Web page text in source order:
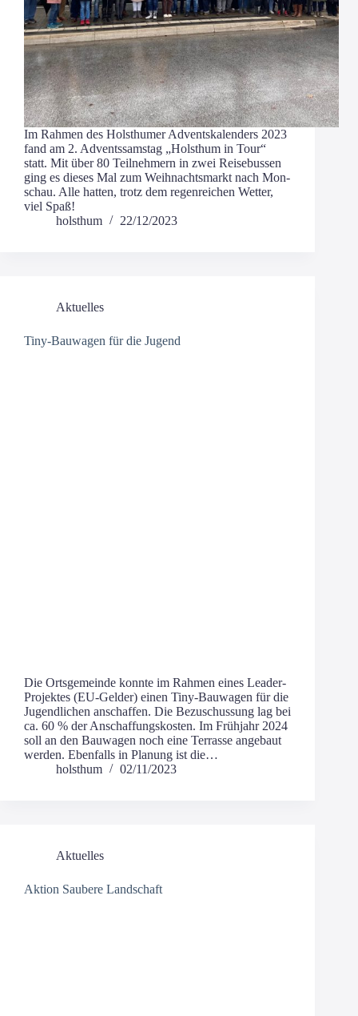
Im Rah­men des Holst­hu­mer Advents­ka­len­ders 2023
fand am 2. Advents­sams­tag „Holst­hum in Tour“
statt. Mit über 80 Teil­neh­mern in zwei Rei­se­bus­sen
ging es die­ses Mal zum Weih­nachts­markt nach Mon­
schau. Alle hat­ten, trotz dem regen­rei­chen Wet­ter,
viel Spaß!
holsthum
22/12/2023
Aktuelles
Tiny-Bauwagen für die Jugend
Die Orts­ge­mein­de konn­te im Rah­men eines Lea­­der-
Pro­­jek­­tes (EU-Gel­­der) einen Tiny-Bau­­wa­­gen für die
Jugend­li­chen anschaf­fen. Die Bezu­schus­sung lag bei
ca. 60 % der Anschaf­fungs­kos­ten. Im Früh­jahr 2024
soll an den Bau­wa­gen noch eine Ter­ras­se ange­baut
wer­den. Eben­falls in Pla­nung ist die…
holsthum
02/11/2023
Aktuelles
Aktion Saubere Landschaft